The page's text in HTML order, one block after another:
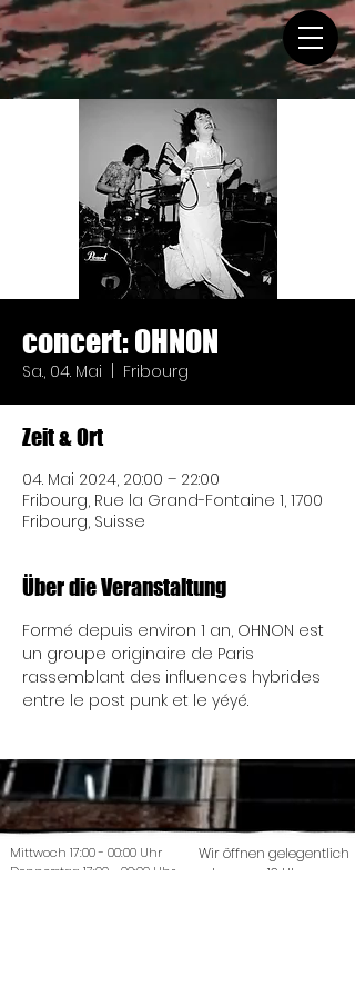
concert: OHNON
Sa., 04. Mai Fribourg
Zeit & Ort
04. Mai 2024, 20:00 – 22:00
Fribourg, Rue la Grand-Fontaine 1, 1700
Fribourg, Suisse
Über die Veranstaltung
Formé depuis environ 1 an, OHNON est
un groupe originaire de Paris
rassemblant des influences hybrides
entre le post punk et le yéyé.
Mittwoch 17:00 - 00:00 Uhr
Donnerstag 17:00 - 00:00 Uhr
Wir öffnen gelegentlich
schon um 13 Uhr...